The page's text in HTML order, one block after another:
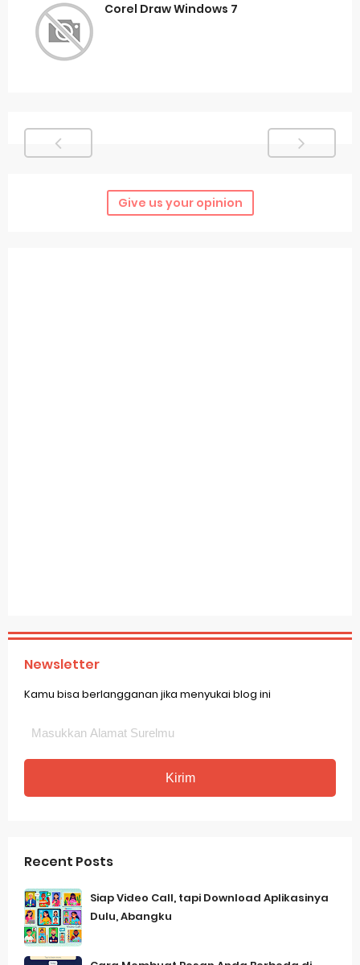
Corel Draw Windows 7
Give us your opinion
Newsletter
Kamu bisa berlangganan jika menyukai blog ini
Recent Posts
Siap Video Call, tapi Download Aplikasinya
Dulu, Abangku